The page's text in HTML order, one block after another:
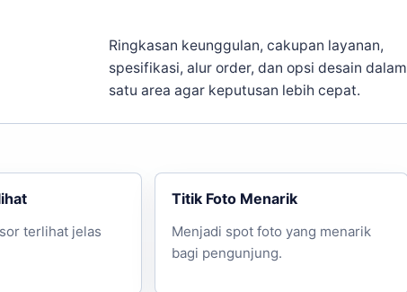
harga dan konsultasi lebih lanjut. Kami dapat dihubungi
Ringkasan keunggulan, cakupan layanan,
spesifikasi, alur order, dan opsi desain dalam
satu area agar keputusan lebih cepat.
terlihat jelas
Titik Foto Menarik
Menjadi spot foto yang menarik
bagi pengunjung.